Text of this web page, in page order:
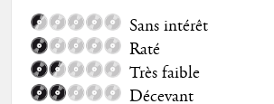
Sans intérêt
Raté
Très faible
Décevant